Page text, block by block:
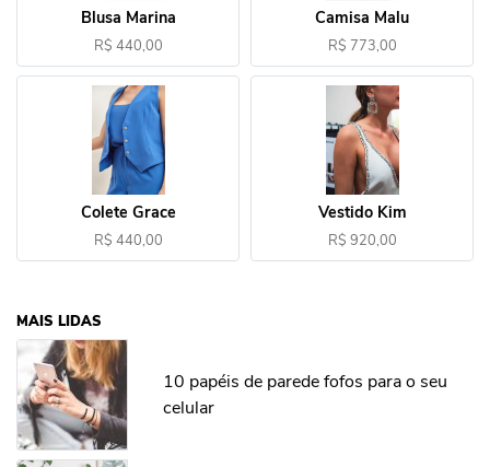
Blusa Marina
R$ 440,00
Camisa Malu
R$ 773,00
Colete Grace
R$ 440,00
Vestido Kim
R$ 920,00
MAIS LIDAS
10 papéis de parede fofos para o seu
celular